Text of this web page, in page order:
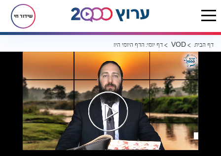
שידור חי
דף הבית VOD דף יומי: הדף היומי היום לצפיה - סוכה ט"ו |הרב פנחס יוסף אקרב